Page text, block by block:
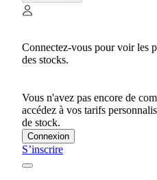
Connectez-vous pour voir les
des stocks.
Vous n'avez pas encore de
accédez à vos tarifs
de stock.
Connexion
S’inscrire